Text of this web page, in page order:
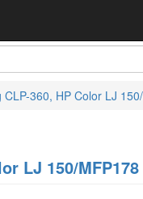
360, HP Color LJ
LJ 150/